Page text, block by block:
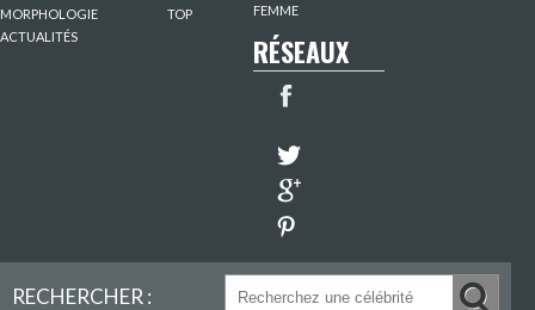
MORPHOLOGIE
ACTUALITÉS
TOP
FEMME
RÉSEAUX
RECHERCHER :